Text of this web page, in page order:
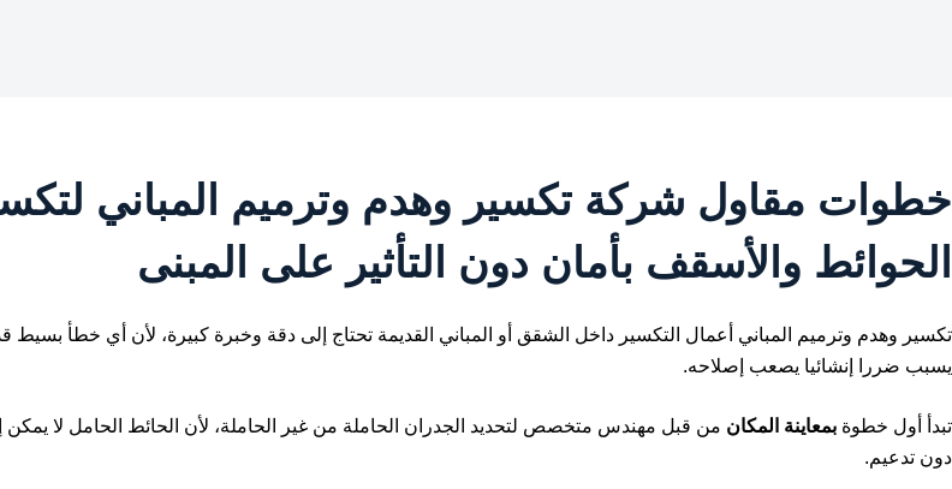
خطوات مقاول شركة تكسير وهدم وترميم المباني ل
الحوائط والأسقف بأمان دون التأثير على المبنى
تكسير وهدم وترميم المباني أعمال التكسير داخل الشقق أو المباني القديمة تحتاج إلى دقة وخبرة كبيرة، لأن أي خطأ بسيط
يسبب ضررا إنشائيا يصعب إصلاحه.
تبدأ أول خطوة بمعاينة المكان من قبل مهندس متخصص لتحديد الجدران الحاملة من غير الحاملة، لأن الحائط الحامل لا يمكن
دون تدعيم.